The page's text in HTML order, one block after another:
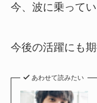
今、波に乗って
今後の活躍にも期
あわせて読みたい